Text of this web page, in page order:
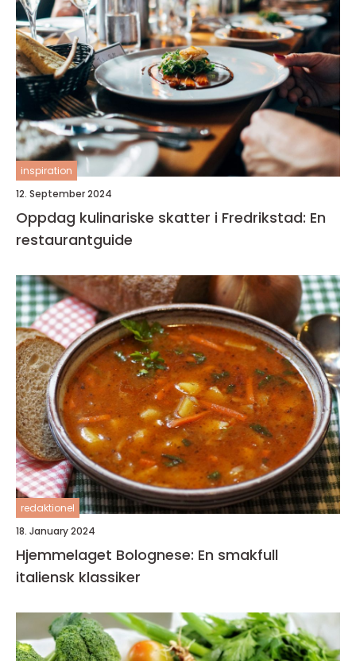
inspiration
12. September 2024
Oppdag kulinariske skatter i Fredrikstad: En
restaurantguide
redaktionel
18. January 2024
Hjemmelaget Bolognese: En smakfull
italiensk klassiker